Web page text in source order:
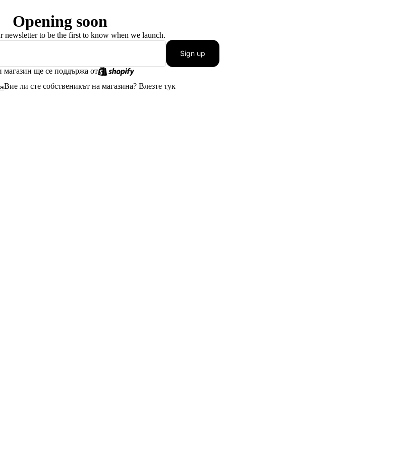
Opening soon
newsletter to be the first to know when we launch.
Sign up
магазин ще се поддържа от
Вие ли сте собственикът на магазина? Влезте тук